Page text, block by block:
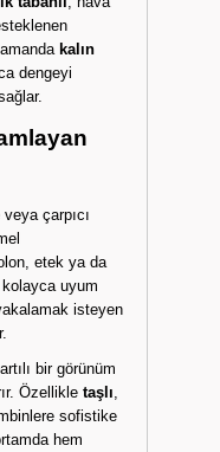
kalın
dengeyi
çarpıcı
etek ya da
uyum
isteyen
bir görünüm
Özellikle taşlı
sofistike
hem